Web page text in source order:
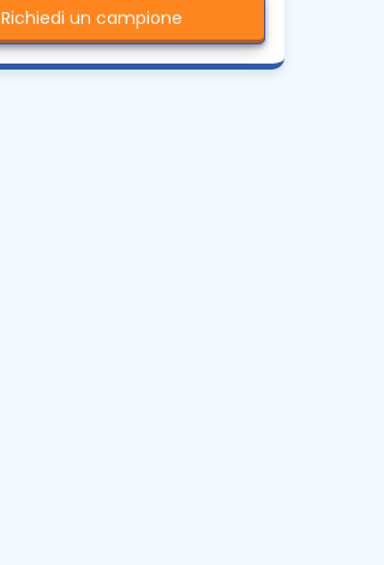
Richiedi un campione